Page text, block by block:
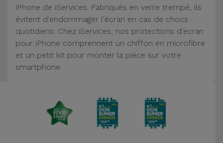
Accessoires
Mobilité,
Auto et
Vélo
d'ordinateur
Accessoires
iPhone de iServices. Fabriqués en verre trempé, ils
évitent d'endommager l'écran en cas de chocs
quotidiens. Chez iServices, nos protections d'écran
pour iPhone comprennent un chiffon en microfibre
et un petit kit pour monter la pièce sur votre
smartphone.